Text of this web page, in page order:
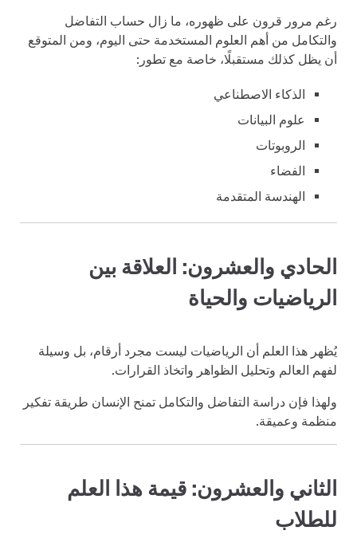
رغم مرور قرون على ظهوره، ما زال حساب التفاضل
والتكامل من أهم العلوم المستخدمة حتى اليوم، ومن المتوقع
أن يظل كذلك مستقبلًا، خاصة مع تطور:
الذكاء الاصطناعي
علوم البيانات
الروبوتات
الفضاء
الهندسة المتقدمة
الحادي والعشرون: العلاقة بين
الرياضيات والحياة
يُظهر هذا العلم أن الرياضيات ليست مجرد أرقام، بل وسيلة
لفهم العالم وتحليل الظواهر واتخاذ القرارات.
ولهذا فإن دراسة التفاضل والتكامل تمنح الإنسان طريقة تفكير
منظمة وعميقة.
الثاني والعشرون: قيمة هذا العلم
للطلاب